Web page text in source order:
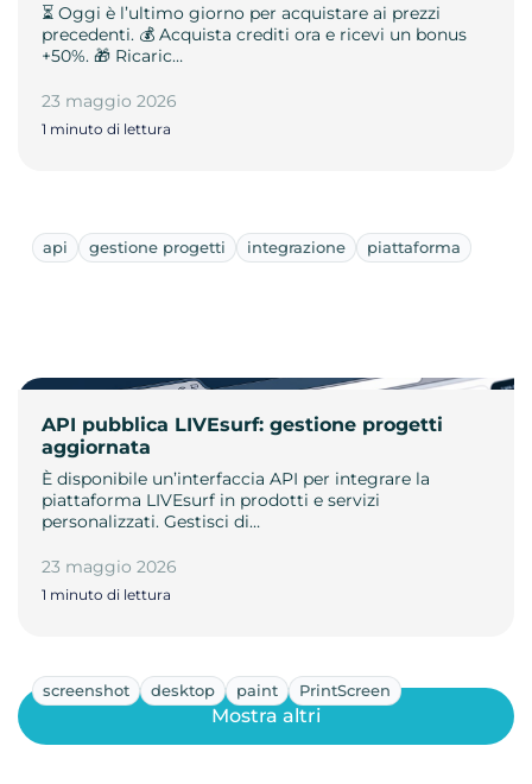
⏳ Oggi è l’ultimo giorno per acquistare ai prezzi
precedenti. 💰 Acquista crediti ora e ricevi un bonus
+50%. 🎁 Ricaric…
23 maggio 2026
1 minuto di lettura
api gestione progetti integrazione piattaforma
API pubblica LIVEsurf: gestione progetti
aggiornata
È disponibile un’interfaccia API per integrare la
piattaforma LIVEsurf in prodotti e servizi
personalizzati. Gestisci di…
23 maggio 2026
1 minuto di lettura
screenshot desktop paint PrintScreen
Mostra altri